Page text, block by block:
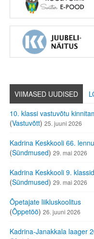
VIIMASED UUDISED
10. klassi vastuvõtu
(Vastuvõtt) 25. juuni 2026
Kadrina Keskkooli 66.
(Sündmused) 29. mai 2026
Kadrina Keskkooli 9.
(Sündmused) 29. mai 2026
Õpetajate liikluskoolitus
(Õppetöö) 26. juuni 2026
Kadrina-Janakkala laager